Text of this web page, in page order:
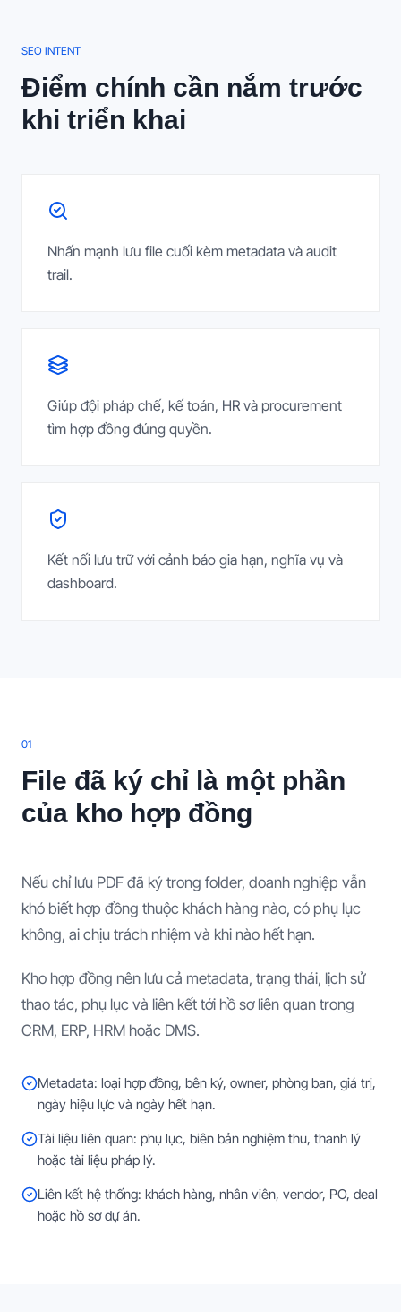
SEO INTENT
Điểm chính cần nắm trước
khi triển khai
Nhấn mạnh lưu file cuối kèm metadata và audit
trail.
Giúp đội pháp chế, kế toán, HR và procurement
tìm hợp đồng đúng quyền.
Kết nối lưu trữ với cảnh báo gia hạn, nghĩa vụ và
dashboard.
01
File đã ký chỉ là một phần
của kho hợp đồng
Nếu chỉ lưu PDF đã ký trong folder, doanh nghiệp vẫn
khó biết hợp đồng thuộc khách hàng nào, có phụ lục
không, ai chịu trách nhiệm và khi nào hết hạn.
Kho hợp đồng nên lưu cả metadata, trạng thái, lịch sử
thao tác, phụ lục và liên kết tới hồ sơ liên quan trong
CRM, ERP, HRM hoặc DMS.
Metadata: loại hợp đồng, bên ký, owner, phòng ban, giá trị,
ngày hiệu lực và ngày hết hạn.
Tài liệu liên quan: phụ lục, biên bản nghiệm thu, thanh lý
hoặc tài liệu pháp lý.
Liên kết hệ thống: khách hàng, nhân viên, vendor, PO, deal
hoặc hồ sơ dự án.